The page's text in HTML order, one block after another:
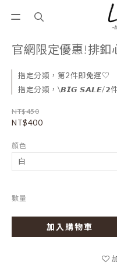
官網限定優惠!排釦
指定分類，第2件即免運♡
指定分類，\𝘽𝙄𝙂 𝙎𝘼𝙇𝙀/𝟮
NT$450
NT$400
顏色
數量
加入購物車